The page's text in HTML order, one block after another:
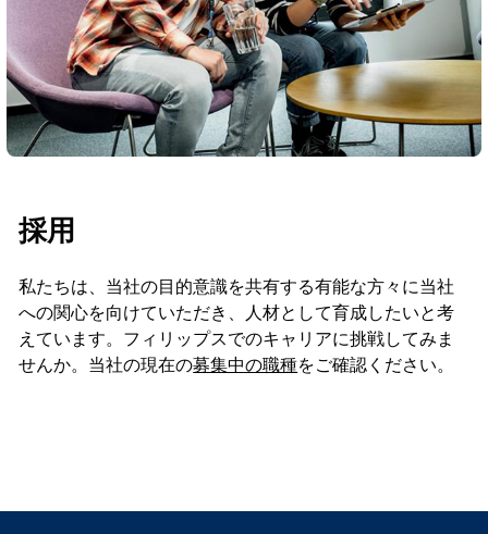
採用
私たちは、当社の目的意識を共有する有能な方々に当社
への関心を向けていただき、人材として育成したいと考
えています。フィリップスでのキャリアに挑戦してみま
せんか。当社の現在の募集中の職種をご確認ください。